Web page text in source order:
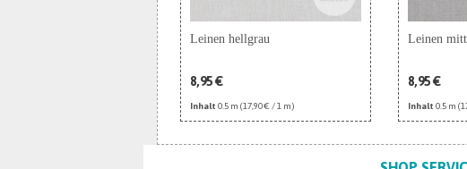
Leinen hellgrau
8,95 €
Inhalt 0.5 m (17,90 € / 1 m)
Leinen
8,95 €
Inhalt 0.5 m